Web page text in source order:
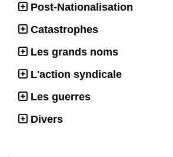
Post-Nationalisation
Catastrophes
Les grands noms
L'action syndicale
Les guerres
Divers